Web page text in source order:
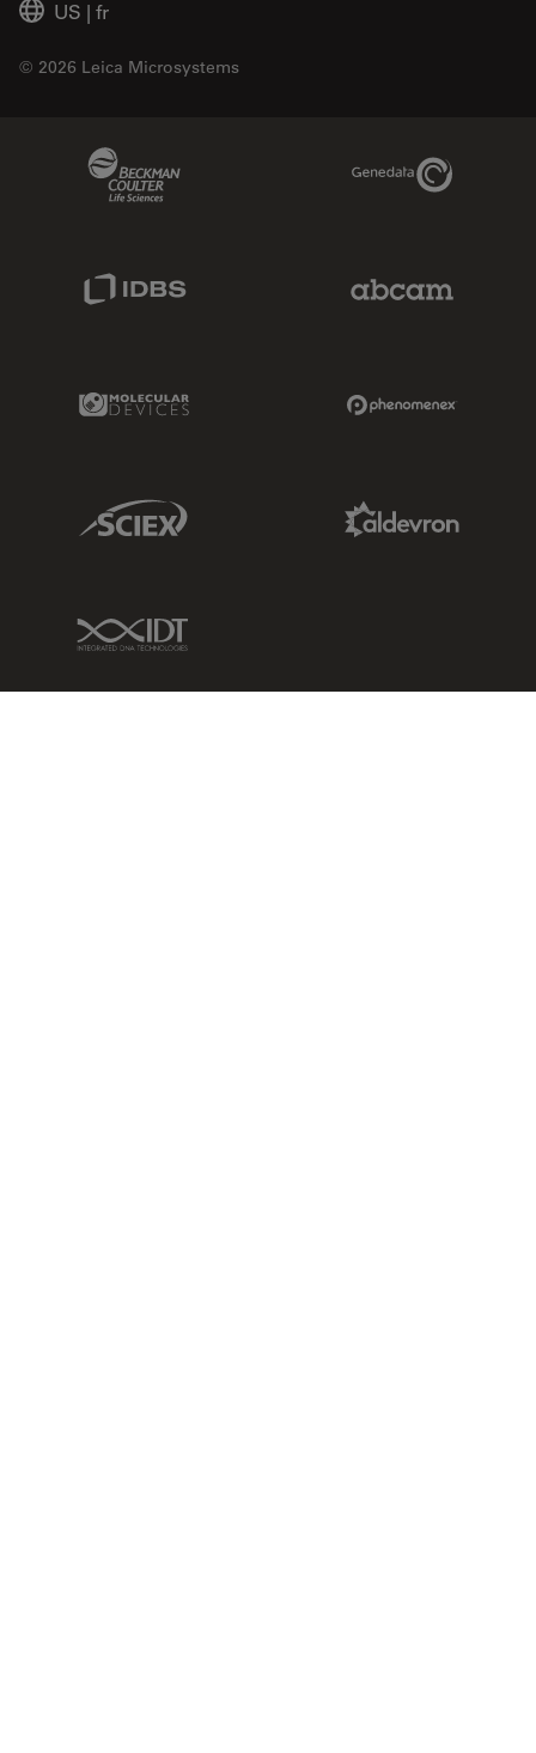
US | fr
© 2026 Leica Microsystems
Genedata Link
Molecular Devices Link
Sciex Link
IDT Link